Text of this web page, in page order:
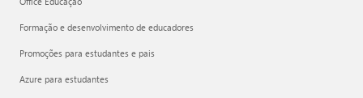
Formação e desenvolvimento de educadores
Promoções para estudantes e pais
Azure para estudantes